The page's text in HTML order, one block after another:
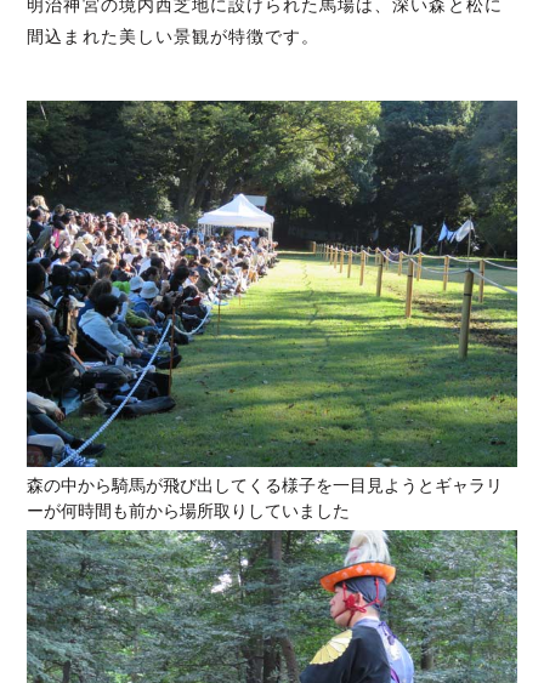
明治神宮の境内西芝地に設けられた馬場は、深い森と松に
間込まれた美しい景観が特徴です。
森の中から騎馬が飛び出してくる様子を一目見ようとギャラリ
ーが何時間も前から場所取りしていました